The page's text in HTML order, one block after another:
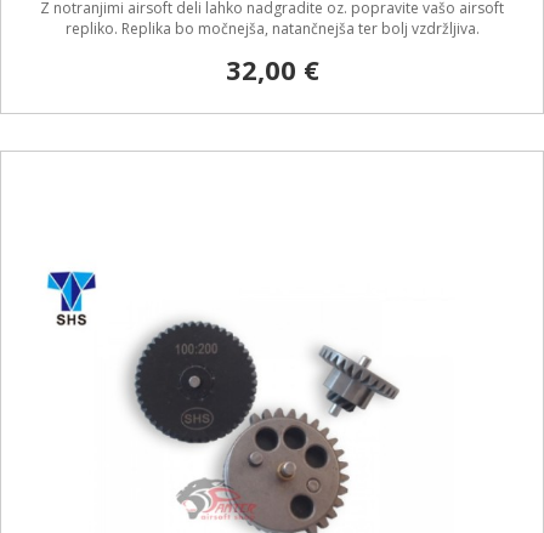
Z notranjimi airsoft deli lahko nadgradite oz. popravite vašo airsoft
repliko. Replika bo močnejša, natančnejša ter bolj vzdržljiva.
32,00 €